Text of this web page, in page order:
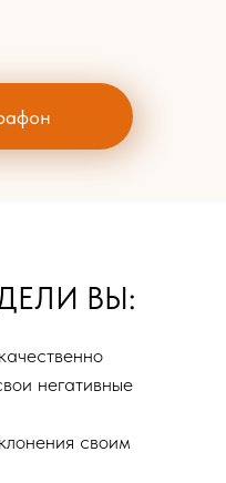
негативные
своим
ВЫ: